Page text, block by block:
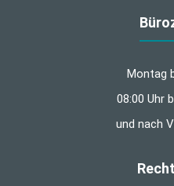
Montag
08:00 Uhr
und nach